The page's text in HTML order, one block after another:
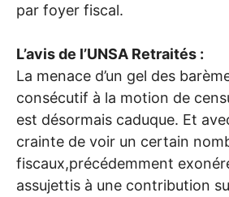
par foyer fiscal.
L’avis de l’UNSA Retraités :
La menace d’un gel des
consécutif à la motion de
est désormais caduque. Et
crainte de voir un certain
fiscaux,précédemment
assujettis à une contribution